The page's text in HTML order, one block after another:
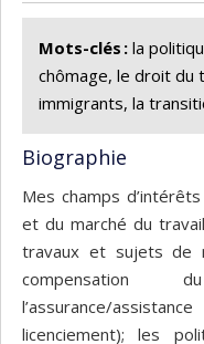
Mots-clés : la
chômage, le droit du
immigrants, la
Biographie
Mes champs
et du marché du
travaux et sujets de
compensation
l’assurance/
licenciement); les